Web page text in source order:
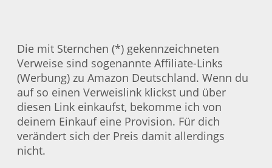
Die mit Sternchen (*) gekennzeichneten
Verweise sind sogenannte Affiliate-Links
(Werbung) zu Amazon Deutschland. Wenn du
auf so einen Verweislink klickst und über
diesen Link einkaufst, bekomme ich von
deinem Einkauf eine Provision. Für dich
verändert sich der Preis damit allerdings
nicht.